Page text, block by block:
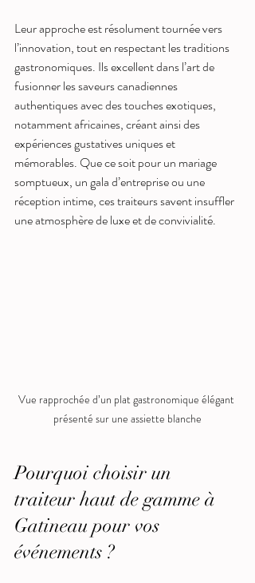
Leur approche est résolument tournée vers
l’innovation, tout en respectant les traditions
gastronomiques. Ils excellent dans l’art de
fusionner les saveurs canadiennes
authentiques avec des touches exotiques,
notamment africaines, créant ainsi des
expériences gustatives uniques et
mémorables. Que ce soit pour un mariage
somptueux, un gala d’entreprise ou une
réception intime, ces traiteurs savent insuffler
une atmosphère de luxe et de convivialité.
Vue rapprochée d’un plat gastronomique élégant
présenté sur une assiette blanche
Pourquoi choisir un
traiteur haut de gamme à
Gatineau pour vos
événements ?